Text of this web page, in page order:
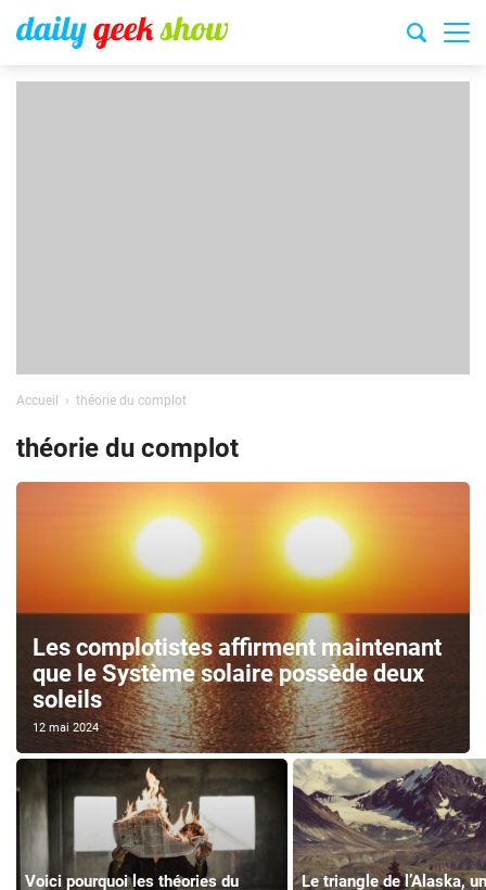
Accueil théorie du complot
théorie du complot
Les complotistes affirment maintenant
que le Système solaire possède deux
soleils
12 mai 2024
Voici pourquoi les théories du
Le triangle de l’Alaska,